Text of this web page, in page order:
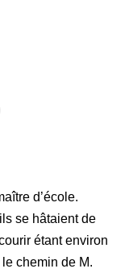
d’école.
se hâtaient de
étant environ
chemin de M.